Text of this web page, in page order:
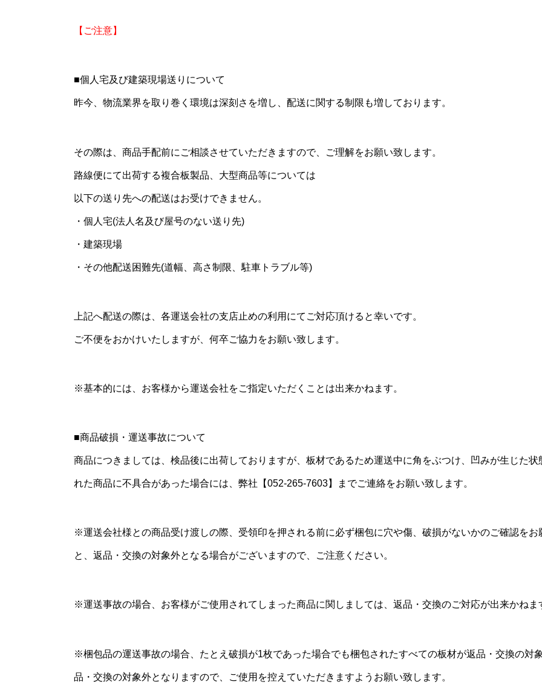
【ご注意】
■個人宅及び建築現場送りについて
昨今、物流業界を取り巻く環境は深刻さを増し、配送に関する制限も増しております。
その際は、商品手配前にご相談させていただきますので、ご理解をお願い致します。
路線便にて出荷する複合板製品、大型商品等については
以下の送り先への配送はお受けできません。
・個人宅(法人名及び屋号のない送り先)
・建築現場
・その他配送困難先(道幅、高さ制限、駐車トラブル等)
上記へ配送の際は、各運送会社の支店止めの利用にてご対応頂けると幸いです。
ご不便をおかけいたしますが、何卒ご協力をお願い致します。
※基本的には、お客様から運送会社をご指定いただくことは出来かねます。
■商品破損・運送事故について
商品につきましては、検品後に出荷しておりますが、板材であるため運送中に角をぶつけ、凹みが生じた
れた商品に不具合があった場合には、弊社【052-265-7603】までご連絡をお願い致します。
※運送会社様との商品受け渡しの際、受領印を押される前に必ず梱包に穴や傷、破損がないかのご確認を
と、返品・交換の対象外となる場合がございますので、ご注意ください。
※運送事故の場合、お客様がご使用されてしまった商品に関しましては、返品・交換のご対応が出来かねま
※梱包品の運送事故の場合、たとえ破損が1枚であった場合でも梱包されたすべての板材が返品・交換の対
品・交換の対象外となりますので、ご使用を控えていただきますようお願い致します。